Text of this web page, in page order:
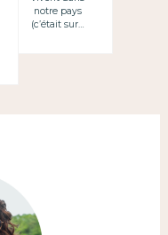
notre pays
(c’était sur…